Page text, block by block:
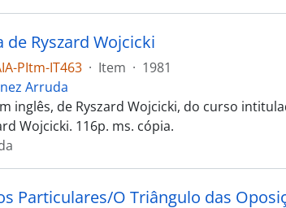
de Ryszard Wojcicki
PItm-IT463 · Item · 1981
Arruda
inglês, de Ryszard Wojcicki, do curso
Wojcicki. 116p. ms. cópia.
Particulares/O Triângulo das